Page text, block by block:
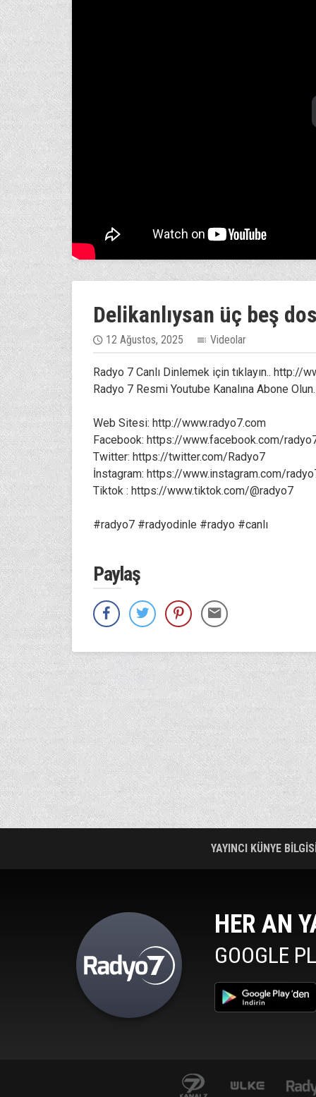
Delikanlıysan üç beş
12 Ağustos, 2025 Videolar
Radyo 7 Canlı Dinlemek için tıklayın.. http://
Radyo 7 Resmi Youtube Kanalına Abone
Web Sitesi: http://www.radyo7.com
Facebook: https://www.facebook.com/
Twitter: https://twitter.com/Radyo7
İnstagram: https://www.instagram.com/
Tiktok : https://www.tiktok.com/@radyo7
#radyo7 #radyodinle #radyo #canlı
Paylaş
YAYINCI KÜNYE
HER AN
GOOGLE
www.mepa.com.tr/ izle7.com